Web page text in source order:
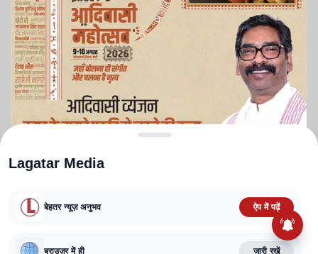
TERMS AND CONDITIONS
CORRECTIONS POLICY
FACT CHECKING POLICY
Lagatar Media
बेहतर न्यूज़ अनुभव ऐप में पढ़ें
ब्राउज़र में ही जारी रखें